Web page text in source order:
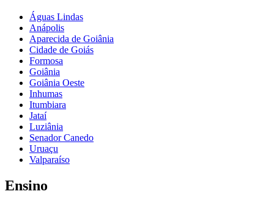
Águas Lindas
Anápolis
Aparecida de Goiânia
Cidade de Goiás
Formosa
Goiânia
Goiânia Oeste
Inhumas
Itumbiara
Jataí
Luziânia
Senador Canedo
Uruaçu
Valparaíso
Ensino